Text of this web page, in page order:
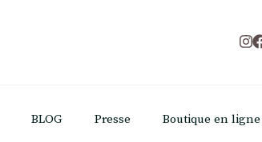
BLOG Presse Boutique en ligne